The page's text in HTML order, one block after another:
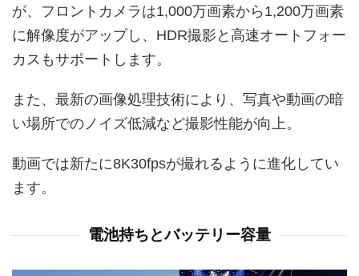
が、フロントカメラは1,000万画素から1,200万画素
に解像度がアップし、HDR撮影と高速オートフォー
カスもサポートします。
また、最新の画像処理技術により、写真や動画の暗
い場所でのノイズ低減など撮影性能が向上。
動画では新たに8K30fpsが撮れるように進化してい
ます。
電池持ちとバッテリー容量